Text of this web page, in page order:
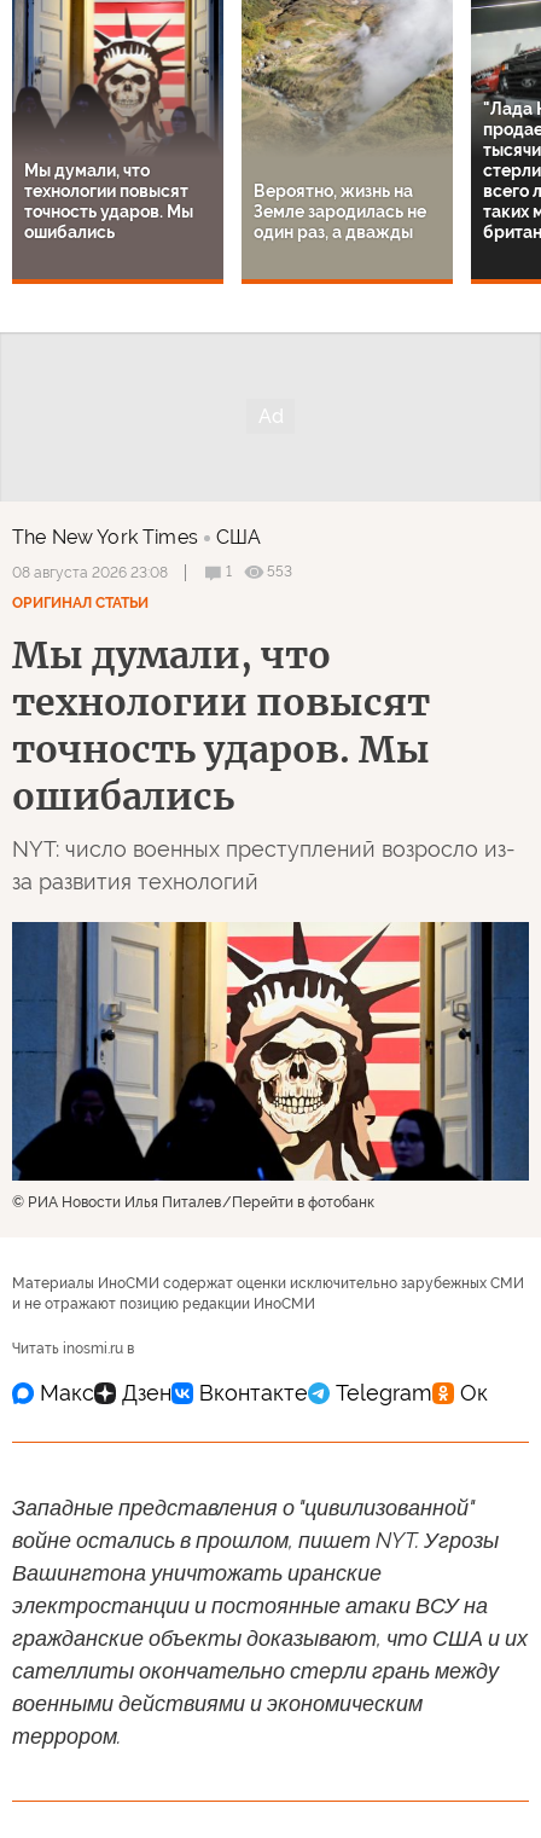
Мы думали, что
технологии повысят
точность ударов. Мы
ошибались
Вероятно, жизнь на
Земле зародилась не
один раз, а дважды
"Лада
всего
таких
The New York Times США
08 августа 2026 23:08 1
553
ОРИГИНАЛ СТАТЬИ
Мы думали, что
технологии повысят
точность ударов. Мы
ошибались
NYT: число военных преступлений возросло из-
за развития технологий
© РИА Новости Илья Питалев Перейти в фотобанк
Материалы ИноСМИ содержат оценки исключительно зарубежных СМИ
и не отражают позицию редакции ИноСМИ
Читать inosmi.ru в
Западные представления о "цивилизованной"
войне остались в прошлом, пишет NYT. Угрозы
Вашингтона уничтожать иранские
электростанции и постоянные атаки ВСУ на
гражданские объекты доказывают, что США и их
сателлиты окончательно стерли грань между
военными действиями и экономическим
террором.